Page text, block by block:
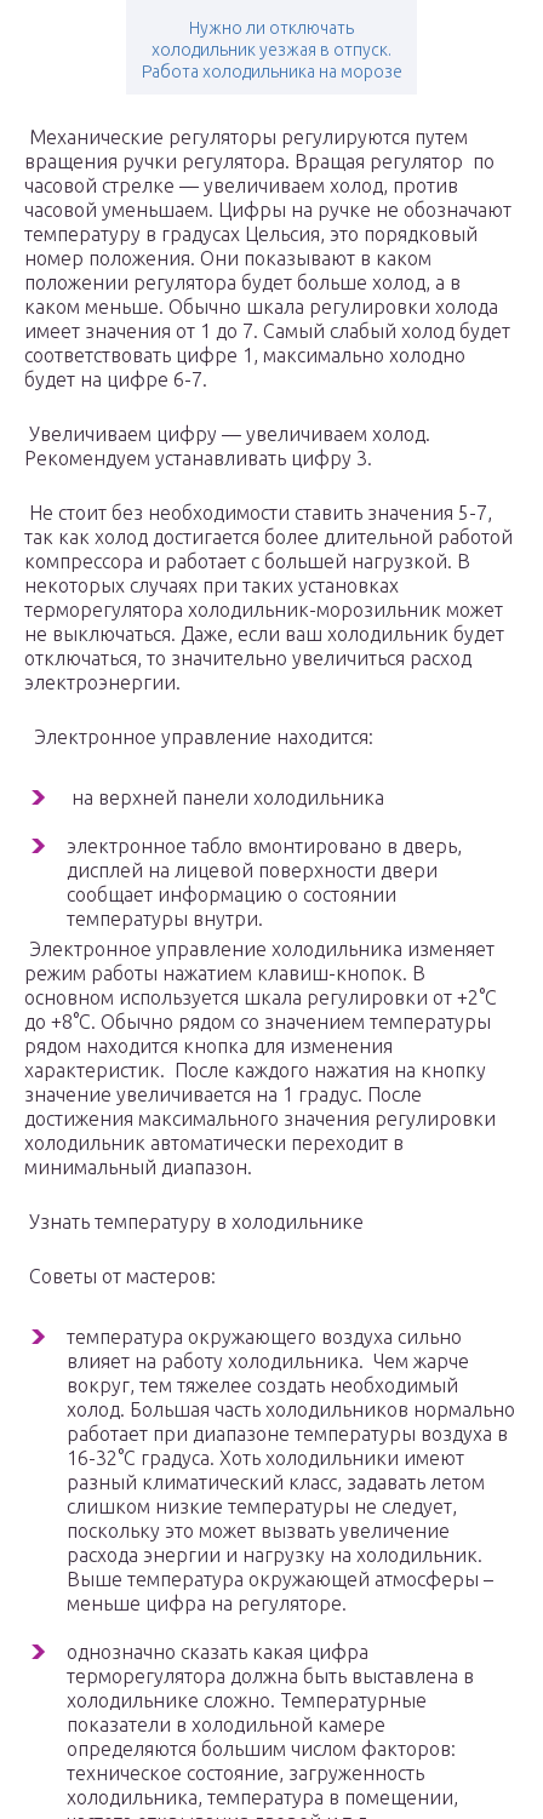
Нужно ли отключать
холодильник уезжая в отпуск.
Работа холодильника на морозе
Механические регуляторы регулируются путем
вращения ручки регулятора. Вращая регулятор по
часовой стрелке — увеличиваем холод, против
часовой уменьшаем. Цифры на ручке не обозначают
температуру в градусах Цельсия, это порядковый
номер положения. Они показывают в каком
положении регулятора будет больше холод, а в
каком меньше. Обычно шкала регулировки холода
имеет значения от 1 до 7. Самый слабый холод будет
соответствовать цифре 1, максимально холодно
будет на цифре 6-7.
Увеличиваем цифру — увеличиваем холод.
Рекомендуем устанавливать цифру 3.
Не стоит без необходимости ставить значения 5-7,
так как холод достигается более длительной работой
компрессора и работает с большей нагрузкой. В
некоторых случаях при таких установках
терморегулятора холодильник-морозильник может
не выключаться. Даже, если ваш холодильник будет
отключаться, то значительно увеличиться расход
электроэнергии.
Электронное управление находится:
на верхней панели холодильника
электронное табло вмонтировано в дверь,
дисплей на лицевой поверхности двери
сообщает информацию о состоянии
температуры внутри.
Электронное управление холодильника изменяет
режим работы нажатием клавиш-кнопок. В
основном используется шкала регулировки от +2°С
до +8°С. Обычно рядом со значением температуры
рядом находится кнопка для изменения
характеристик. После каждого нажатия на кнопку
значение увеличивается на 1 градус. После
достижения максимального значения регулировки
холодильник автоматически переходит в
минимальный диапазон.
Узнать температуру в холодильнике
Советы от мастеров:
температура окружающего воздуха сильно
влияет на работу холодильника. Чем жарче
вокруг, тем тяжелее создать необходимый
холод. Большая часть холодильников нормально
работает при диапазоне температуры воздуха в
16-32°C градуса. Хоть холодильники имеют
разный климатический класс, задавать летом
слишком низкие температуры не следует,
поскольку это может вызвать увеличение
расхода энергии и нагрузку на холодильник.
Выше температура окружающей атмосферы –
меньше цифра на регуляторе.
однозначно сказать какая цифра
терморегулятора должна быть выставлена в
холодильнике сложно. Температурные
показатели в холодильной камере
определяются большим числом факторов:
техническое состояние, загруженность
холодильника, температура в помещении,